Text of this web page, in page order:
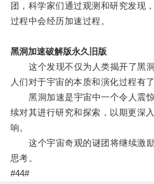
团，科学家们通过观测和研究发现
过程中会经历加速过程。
黑洞加速破解版永久旧版
这个发现不仅为人类揭开了黑洞
人们对于宇宙的本质和演化过程有
黑洞加速是宇宙中一个令人震惊
续对其进行研究和探索，以期更深
响。
这个宇宙奇观的谜团将继续激励
思考。
#44#